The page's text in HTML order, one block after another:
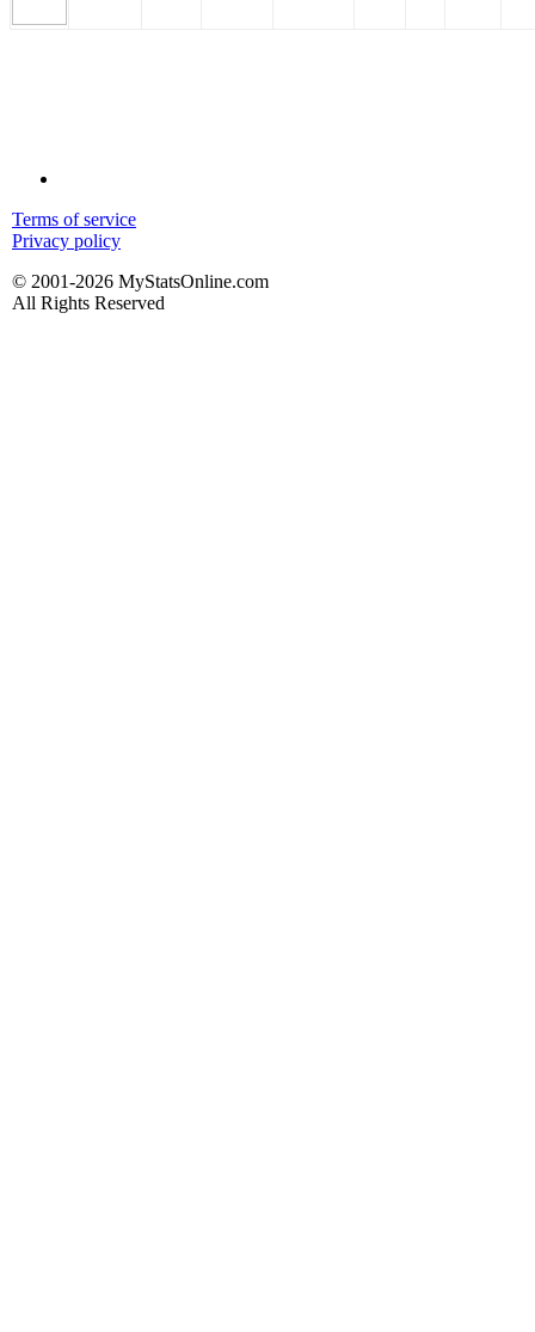
Terms of service
Privacy policy
© 2001-2026 MyStatsOnline.com
All Rights Reserved